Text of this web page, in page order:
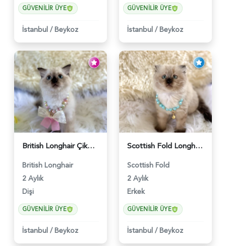
GÜVENILIR ÜYE
İstanbul / Beykoz
GÜVENILIR ÜYE
İstanbul / Beykoz
British Longhair Çikolata Nadir Renk Göz Kamaştırıcı - 6117
British Longhair
2 Aylık
Dişi
GÜVENILIR ÜYE
İstanbul / Beykoz
Scottish Fold Longhair Çikolata Erkek Yavrumuz - 6119
Scottish Fold
2 Aylık
Erkek
GÜVENILIR ÜYE
İstanbul / Beykoz